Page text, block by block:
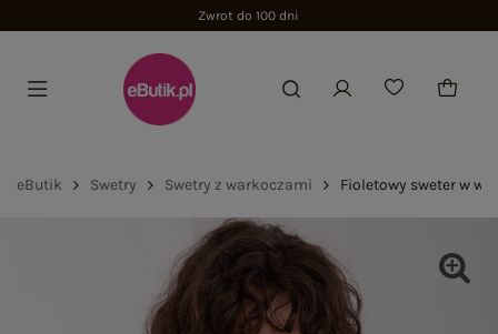
Zwrot do 100 dni
eButik Swetry Swetry z warkoczami Fioletowy sweter w